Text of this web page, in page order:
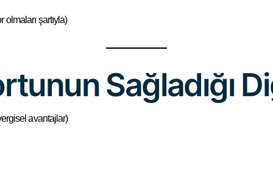
şartıyla)
Sağladığı
avantajlar)